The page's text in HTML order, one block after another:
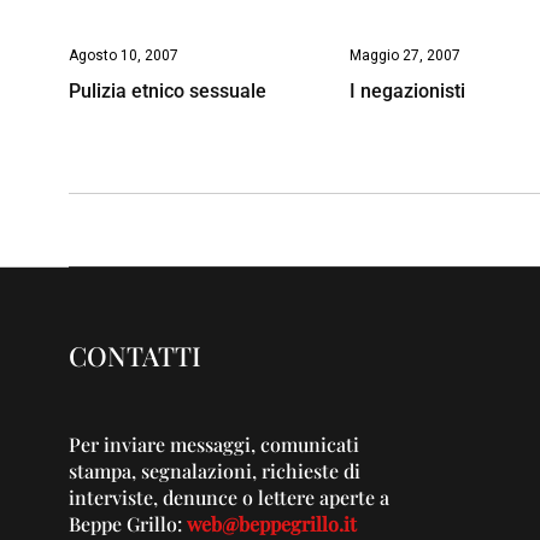
Agosto 10, 2007
Pulizia etnico sessuale
Maggio 27, 2007
I negazionisti
CONTATTI
Per inviare messaggi, comunicati
stampa, segnalazioni, richieste di
interviste, denunce o lettere aperte a
Beppe Grillo:web@beppegrillo.it